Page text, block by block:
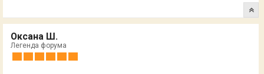
Оксана Ш.
Легенда форума